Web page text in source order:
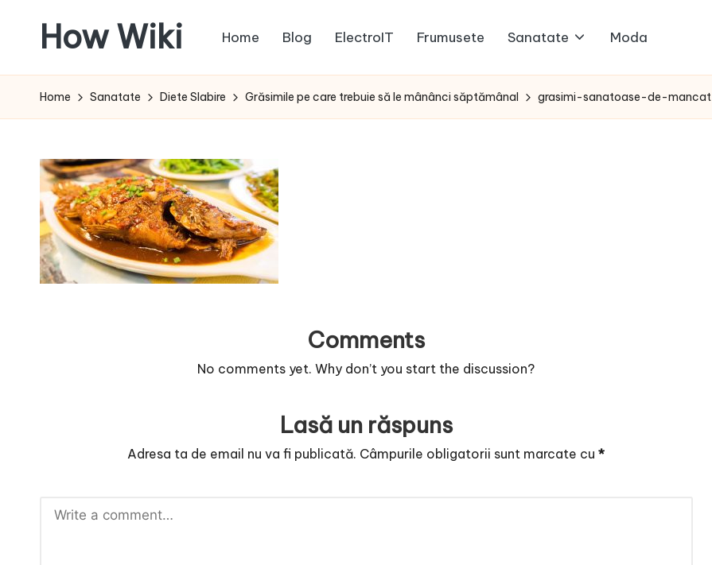
content
How Wiki
este
pentru
învața!
Home Blog ElectroIT Frumusete Sanatate Moda
Home Sanatate Diete Slabire Grăsimile pe care trebuie să le mânânci săptămânal grasimi-sanatoase-de-mancat
Comments
No comments yet. Why don’t you start the discussion?
Lasă un răspuns
Adresa ta de email nu va fi publicată. Câmpurile obligatorii sunt marcate cu*